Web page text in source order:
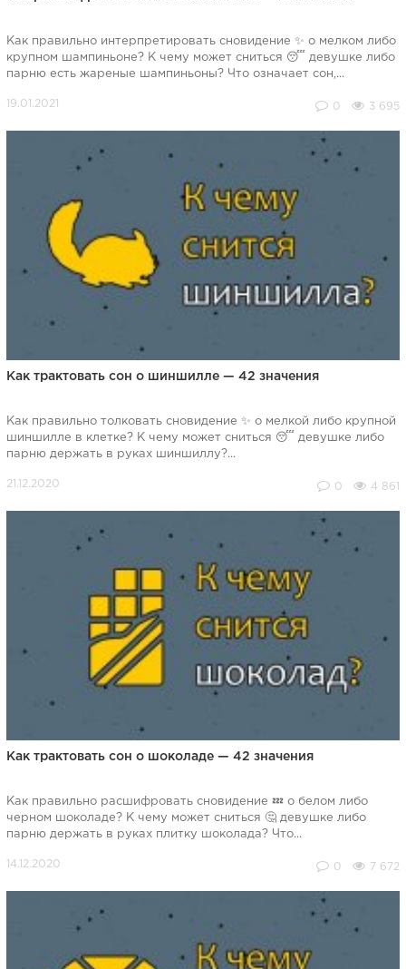
Как правильно интерпретировать сновидение ✨ о мелком либо
крупном шампиньоне? К чему может сниться 😴 девушке либо
парню есть жареные шампиньоны? Что означает сон,...
0 3 695
Как трактовать сон о шиншилле — 42 значения
Как правильно толковать сновидение ✨ о мелкой либо крупной
шиншилле в клетке? К чему может сниться 😴 девушке либо
парню держать в руках шиншиллу?...
0 4 861
Как трактовать сон о шоколаде — 42 значения
Как правильно расшифровать сновидение 💤 о белом либо
черном шоколаде? К чему может сниться 🤔 девушке либо
парню держать в руках плитку шоколада? Что...
0 7 672